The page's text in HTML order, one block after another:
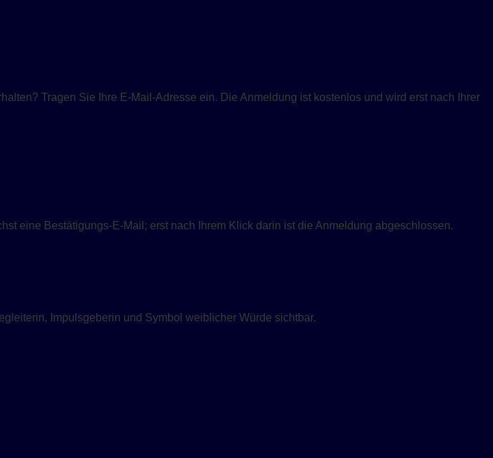
Tragen Sie Ihre E-Mail-Adresse ein. Die Anmeldung ist kostenlos und wird erst nach Ihrer
eine Bestätigungs-E-Mail; erst nach Ihrem Klick darin ist die Anmeldung abgeschlossen.
Impulsgeberin und Symbol weiblicher Würde sichtbar.